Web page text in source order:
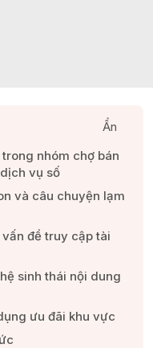
Ẩn
nhóm chợ bán
vụ số​
và câu chuyện lạm
đề truy cập tài
sinh thái nội dung
ưu đãi khu vực​